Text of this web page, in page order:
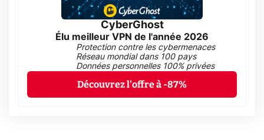
CyberGhost
Élu meilleur VPN de l'année 2026
Protection contre les cybermenaces
Réseau mondial dans 100 pays
Données personnelles 100% privées
Découvrez l'offre à -87%